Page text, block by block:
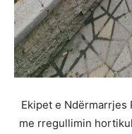
Ekipet e Ndërmarrjes
me rregullimin